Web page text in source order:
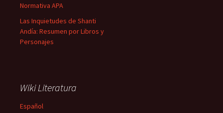
Normativa APA
Las Inquietudes de Shanti
Andía: Resumen por Libros y
Personajes
Wiki Literatura
Español